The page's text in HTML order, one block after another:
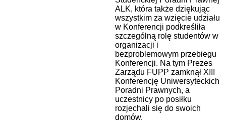
ALK, która także dziękując
wszystkim za wzięcie udziału
w Konferencji podkreśliła
szczególną rolę studentów w
organizacji i
bezproblemowym przebiegu
Konferencji. Na tym Prezes
Zarządu FUPP zamknął XIII
Konferencję Uniwersyteckich
Poradni Prawnych, a
uczestnicy po posiłku
rozjechali się do swoich
domów.